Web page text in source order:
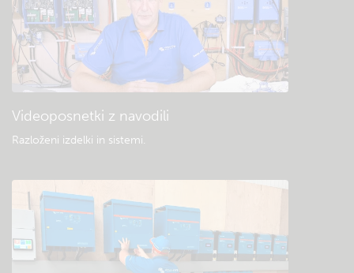
Videoposnetki z navodili
Razloženi izdelki in sistemi.